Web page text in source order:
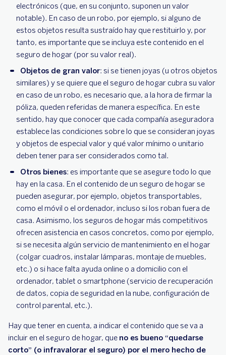
electrónicos (que, en su conjunto, suponen un valor
notable). En caso de un robo, por ejemplo, si alguno de
estos objetos resulta sustraído hay que restituirlo y, por
tanto, es importante que se incluya este contenido en el
seguro de hogar (por su valor real).
Objetos de gran valor: si se tienen joyas (u otros objetos
similares) y se quiere que el seguro de hogar cubra su valor
en caso de un robo, es necesario que, a la hora de firmar la
póliza, queden referidas de manera específica. En este
sentido, hay que conocer que cada compañía aseguradora
establece las condiciones sobre lo que se consideran joyas
y objetos de especial valor y qué valor mínimo o unitario
deben tener para ser considerados como tal.
Otros bienes: es importante que se asegure todo lo que
hay en la casa. En el contenido de un seguro de hogar se
pueden asegurar, por ejemplo, objetos transportables,
como el móvil o el ordenador, incluso si los roban fuera de
casa. Asimismo, los seguros de hogar más competitivos
ofrecen asistencia en casos concretos, como por ejemplo,
si se necesita algún servicio de mantenimiento en el hogar
(colgar cuadros, instalar lámparas, montaje de muebles,
etc.) o si hace falta ayuda online o a domicilio con el
ordenador, tablet o smartphone (servicio de recuperación
de datos, copia de seguridad en la nube, configuración de
control parental, etc.).
Hay que tener en cuenta, a indicar el contenido que se va a
incluir en el seguro de hogar, que no es bueno “quedarse
corto” (o infravalorar el seguro) por el mero hecho de